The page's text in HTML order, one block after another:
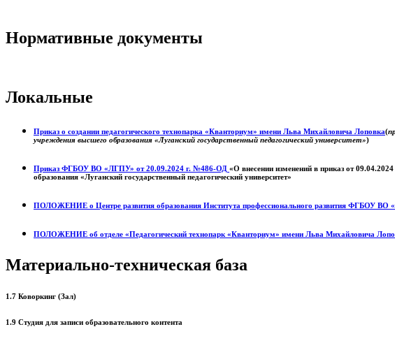
Нормативные документы
Локальные
Приказ о создании педагогического технопарка «Кванториум» имени Льва Михайловича Лоповка(
учреждения высшего образования «Луганский государственный педагогический университет»)
Приказ ФГБОУ ВО «ЛГПУ» от 20.09.2024 г. №486-ОД «О внесении изменений в приказ от
образования «Луганский государственный педагогический университет»
ПОЛОЖЕНИЕ о Центре развития образования Института профессионального развития ФГБОУ ВО
ПОЛОЖЕНИЕ об отделе «Педагогический технопарк «Кванториум» имени Льва Михайловича
Материально-техническая база
1.7 Коворкинг (Зал)
1.9 Студия для записи образовательного контента